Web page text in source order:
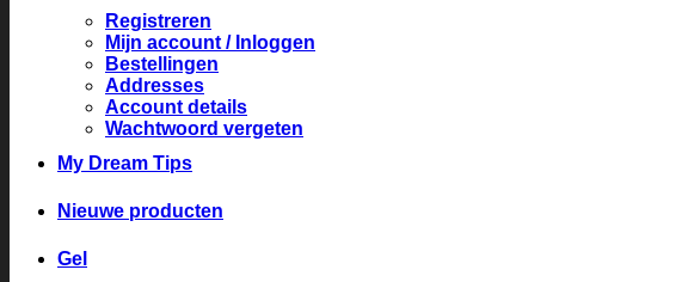
Registreren
Mijn account / Inloggen
Bestellingen
Addresses
Account details
Wachtwoord vergeten
My Dream Tips
Nieuwe producten
Gel